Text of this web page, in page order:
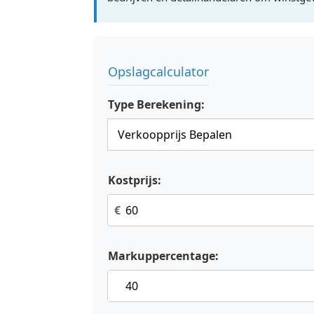
Opslagcalculator
Type Berekening:
Kostprijs:
€
Markuppercentage: